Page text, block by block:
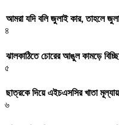
আমরা যদি বলি জুলাই কার, তাহলে
৪
ঝালকাঠিতে চোরের আঙুল কামড়ে
৫
ছাত্রকে দিয়ে এইচএসসির খাতা
৬